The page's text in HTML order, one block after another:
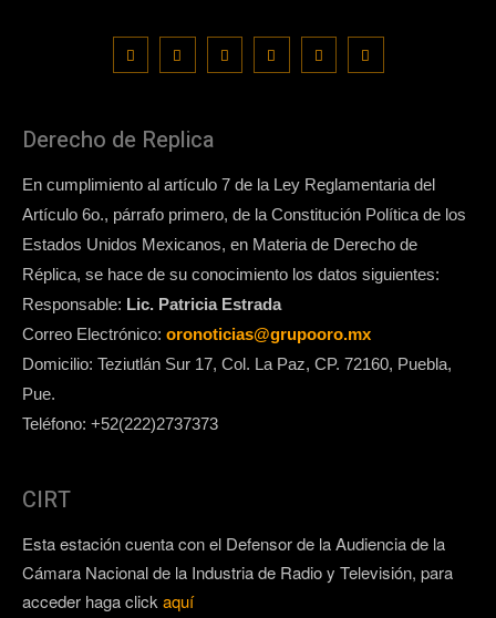
Derecho de Replica
En cumplimiento al artículo 7 de la Ley Reglamentaria del
Artículo 6o., párrafo primero, de la Constitución Política de los
Estados Unidos Mexicanos, en Materia de Derecho de
Réplica, se hace de su conocimiento los datos siguientes:
Responsable: Lic. Patricia Estrada
Correo Electrónico: oronoticias@grupooro.mx
Domicilio: Teziutlán Sur 17, Col. La Paz, CP. 72160, Puebla,
Pue.
Teléfono: +52(222)2737373
CIRT
Esta estación cuenta con el Defensor de la Audiencia de la
Cámara Nacional de la Industria de Radio y Televisión, para
acceder haga click aquí